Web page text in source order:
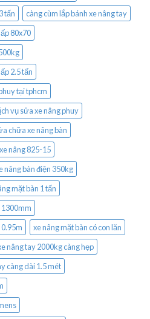
tấn
càng cùm lắp bánh xe nâng tay
80x70
2.5 tấn
tại tphcm
vụ sửa xe nâng phuy
chữa xe nâng bàn
nâng 825-15
nâng bàn điện 350kg
mặt bàn 1 tấn
1300mm
xe nâng mặt bàn có con lăn
nâng tay 2000kg càng hẹp
càng dài 1.5 mét